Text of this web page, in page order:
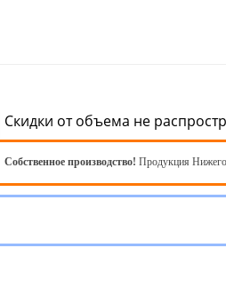
Скидки от объема не
Собственное производство! Продукция